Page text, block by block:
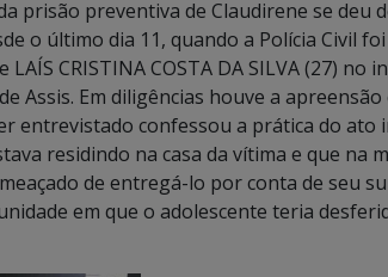
prisão preventiva de Claudirene se deu
o último dia 11, quando a Polícia Civil
LAÍS CRISTINA COSTA DA SILVA (27)
Assis. Em diligências houve a
entrevistado confessou a prática do
residindo na casa da vítima e que na
de entregá-lo por conta de seu
em que o adolescente teria